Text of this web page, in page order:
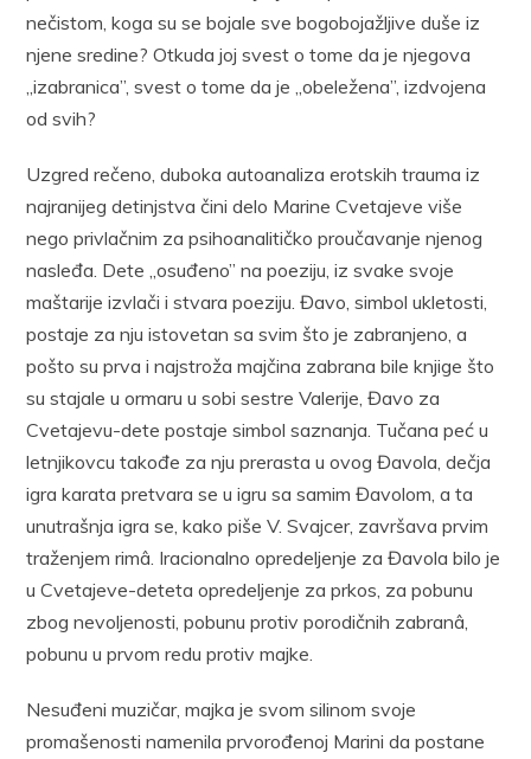
nečistom, koga su se bojale sve bogobojažljive duše iz
njene sredine? Otkuda joj svest o tome da je njegova
„izabranica”, svest o tome da je „obeležena”, izdvojena
od svih?
Uzgred rečeno, duboka autoanaliza erotskih trauma iz
najranijeg detinjstva čini delo Marine Cvetajeve više
nego privlačnim za psihoanalitičko proučavanje njenog
nasleđa. Dete „osuđeno” na poeziju, iz svake svoje
maštarije izvlači i stvara poeziju. Đavo, simbol ukletosti,
postaje za nju istovetan sa svim što je zabranjeno, a
pošto su prva i najstroža majčina zabrana bile knjige što
su stajale u ormaru u sobi sestre Valerije, Đavo za
Cvetajevu-dete postaje simbol saznanja. Tučana peć u
letnjikovcu takođe za nju prerasta u ovog Đavola, dečja
igra karata pretvara se u igru sa samim Đavolom, a ta
unutrašnja igra se, kako piše V. Svajcer, završava prvim
traženjem rimâ. Iracionalno opredeljenje za Đavola bilo je
u Cvetajeve-deteta opredeljenje za prkos, za pobunu
zbog nevoljenosti, pobunu protiv porodičnih zabranâ,
pobunu u prvom redu protiv majke.
Nesuđeni muzičar, majka je svom silinom svoje
promašenosti namenila prvorođenoj Marini da postane